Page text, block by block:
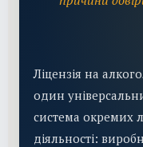
Ліцензія на
один
система окремих
діяльності: